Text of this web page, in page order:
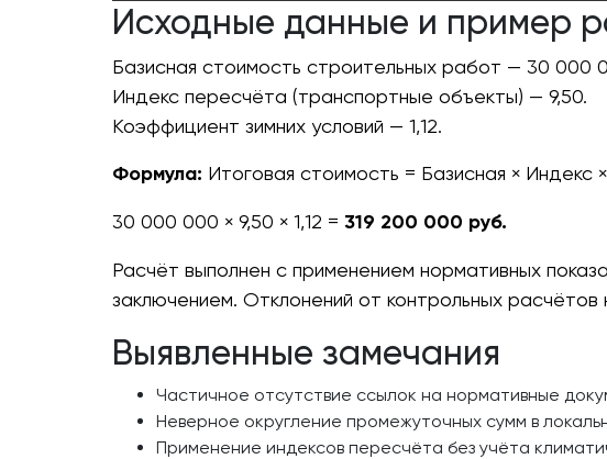
Исходные данные и пример
Базисная стоимость строительных работ — 30 000
Индекс пересчёта (транспортные объекты) — 9,50.
Коэффициент зимних условий — 1,12.
Формула: Итоговая стоимость = Базисная × Индекс
30 000 000 × 9,50 × 1,12 = 319 200 000 руб.
Расчёт выполнен с применением нормативных
заключением. Отклонений от контрольных расчётов
Выявленные замечания
Частичное отсутствие ссылок на нормативные
Неверное округление промежуточных сумм в
Применение индексов пересчёта без учёта